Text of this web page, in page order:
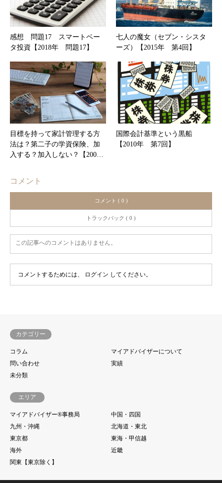
感想 問題17 スマートベー
タ投資【2018年 問題17】
七人の魔女（セブン・シスタ
ーズ）【2015年 第4回】
目標を持って家計管理する方
法は？第二子の学資保険、加
入する？加入しない？【200…
国際会計基準という黒船
【2010年 第7回】
コメント
コメント ( 0 )
トラックバック ( 0 )
この記事へのコメントはありません。
コメントするためには、 ログイン してください。
カテゴリー
コラム
マイアドバイザーについて
問い合わせ
実績
未分類
エリア
マイアドバイザー®事務局
中国・四国
九州・沖縄
北海道・東北
東京都
東海・甲信越
海外
近畿
関東【東京除く】